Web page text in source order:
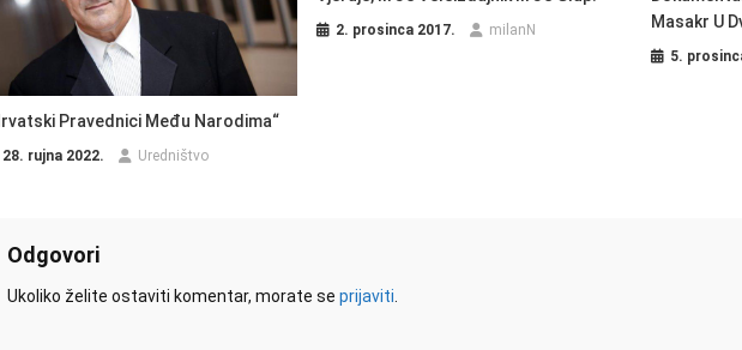
Pravednici Među Narodima“
28. rujna 2022. Uredništvo
2. prosinca 2017. milanN
Masakr U
5.
Odgovori
Ukoliko želite ostaviti komentar, morate se prijaviti